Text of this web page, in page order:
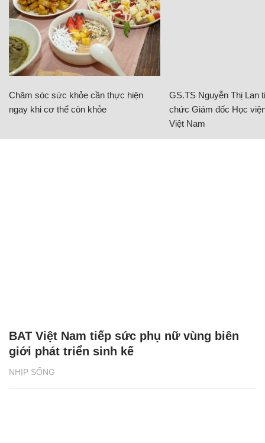
Chăm sóc sức khỏe cần thực hiện
ngay khi cơ thể còn khỏe
GS.TS Nguyễn Thị Lan
chức Giám đốc Học
Việt Nam
NHỊP SỐNG
BAT Việt Nam tiếp sức phụ nữ vùng biên
giới phát triển sinh kế